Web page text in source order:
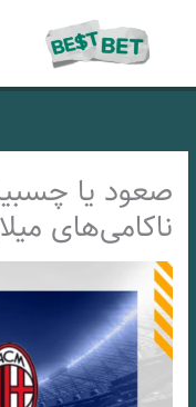
صعود یا
ناکامی‌های